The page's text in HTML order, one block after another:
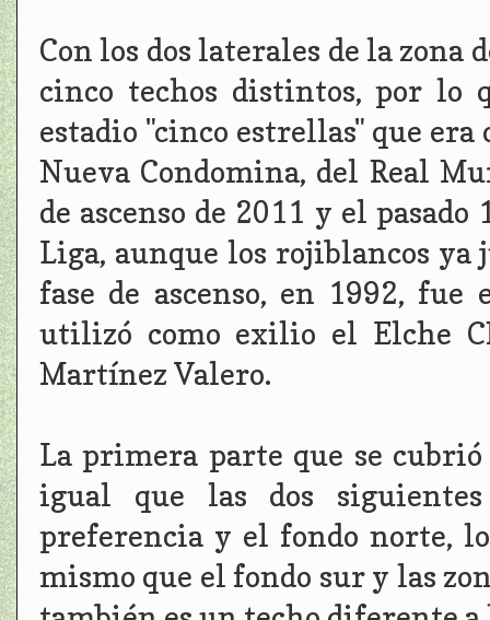
Con los dos laterales de la zona
cinco techos distintos, por lo
estadio "cinco estrellas" que era
Nueva Condomina, del Real
de ascenso de 2011 y el
Liga, aunque los rojiblancos
fase de ascenso, en 1992,
utilizó como exilio el Elche
Martínez Valero.
La primera parte que se
igual que las dos
preferencia y el fondo norte,
mismo que el fondo sur y las